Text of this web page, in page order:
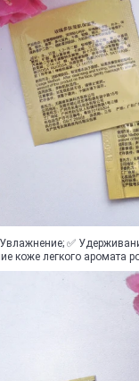
✅
коже легкого аромата